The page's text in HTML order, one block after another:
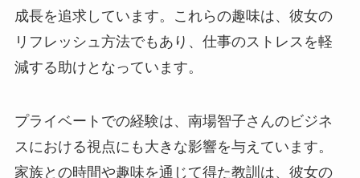
成長を追求しています。これらの趣味は、彼女の
リフレッシュ方法でもあり、仕事のストレスを軽
減する助けとなっています。
プライベートでの経験は、南場智子さんのビジネ
スにおける視点にも大きな影響を与えています。
家族との時間や趣味を通じて得た教訓は、彼女の